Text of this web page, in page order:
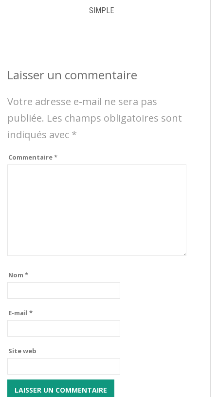
SIMPLE
Laisser un commentaire
Votre adresse e-mail ne sera pas
publiée. Les champs obligatoires sont
indiqués avec *
Commentaire*
Nom *
E-mail *
Site web